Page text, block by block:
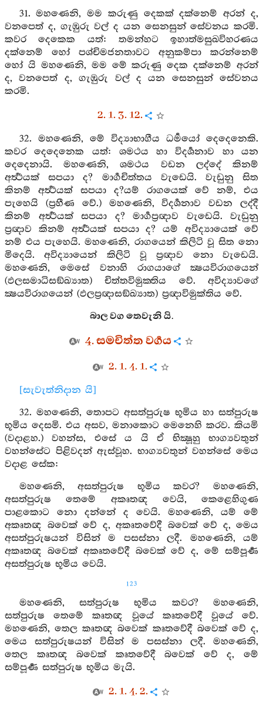
31. මහණෙනි, මම කරුණු දෙකක් දක්නෙම් අරන් ද,
වනපෙත් ද, ගැඹුරු වල් ද යන සෙනසුන් සේවනය කරමි.
කවර දෙකෙක යත්: තමන්හට ඉහාත්මසුඛවිහරණය
දක්නෙම් හෝ පශ්චිමජනතාවට අනුකම්පා කරන්නෙම්
හෝ යි මහණෙනි, මම මේ කරුණු දෙක දක්නෙම් අරන්
ද, වනපෙත් ද, ගැඹුරු වල් ද යන සෙනසුන් සේවනය
කරමි.
2. 1. 3. 12.
32. මහණෙනි, මේ විද්‍යාභාගීය ධර්‍මයෝ දෙදෙනෙකි.
කවර දෙදෙනෙක යත්: ශමථය හා විදර්‍ශනාව හා යන
දෙදෙනායි. මහණෙනි, ශමථය වඩන ලද්දේ කිනම්
අර්‍ත්‍ථයක් සපයා ද? මාර්‍ගචිත්තය වැඩෙයි. වැඩුනු සිත
කිනම් අර්‍ත්‍ථයක් සපයා ද?යම් රාගයෙක් වේ නම්, එය
පැහෙයි (ප්‍රහීණ වේ.) මහණෙනි, විදර්‍ශනාව වඩන ලද්දී
කිනම් අර්‍ත්‍ථයක් සපයා ද? මාර්‍ගප්‍රඥාව වැඩෙයි. වැඩුනු
ප්‍රඥාව කිනම් අර්‍ත්‍ථයක් සපයා ද? යම් අවිද්‍යායෙක් වේ
නම් එය පැහෙයි. මහණෙනි, රාගයෙන් කිලිටි වූ සිත නො
මිදෙයි. අවිද්‍යායෙන් කිලිටි වූ ප්‍රඥාව නො වැඩෙයි.
මහණෙනි, මෙසේ වනාහි රාගයාගේ ක්‍ෂයවිරාගයෙන්
(ඵලසමාධිසඞ්ඛ්‍යාත) චිත්තවිමුක‍්තිය වේ. අවිද්‍යාවගේ
ක්‍ෂයවිරාගයෙන් (ඵලප්‍රඥාසඞ්ඛ්‍යාත) ප්‍රඥාවිමුක්තිය වේ.
බාල වග තෙවැනි යි.
4. සමචිත්ත වර්‍ගය
2. 1. 4. 1.
[සැවැත්නිදාන යි]
32. මහණෙනි, තොපට අසත්පුරුෂ භූමිය හා සත්පුරුෂ
භූමිය දෙසමි. එය අසව, මනාකොට මෙනෙහි කරව. කියමි
(වදාළහ.) වහන්ස, එසේ ය යි ඒ භික්‍ෂූහු භාග්‍යවතුන්
වහන්සේට පිළිවදන් ඇස්වූහ. භාග්‍යවතුන් වහන්සේ මෙය
වදාළ සේක:
මහණෙනි, අසත්පුරුෂ භූමිය කවර? මහණෙනි,
අසත්පුරුෂ තෙමේ අකෘතඥ වෙයි, කෙළෙහිගුණ
පාළකොට නො දන්නේ ද වෙයි. මහණෙනි, යම් මේ
අකෘතඥ බවෙක් වේ ද, අකෘතවේදී බවෙක් වේ ද, මෙය
අසත්පුරුෂයන් විසින් ම පසස්නා ලදී. මහණෙනි, යම්
අකෘතඥ බවෙක් අකෘතවේදී බවෙක් වේ ද, මේ සම්පූර්‍ණ
අසත්පුරුෂ භූමිය වෙයි.
123
මහණෙනි, සත්පුරුෂ භූමිය කවර? මහණෙනි,
සත්පුරුෂ තෙමේ කෘතඥ වූයේ කෘතවේදී වූයේ වේ.
මහණෙනි, තෙල කෘතඥ බවෙක් කෘතවේදී බවෙක් වේ ද,
මෙය සත්පුරුෂයන් විසින් ම පසස්නා ලදී. මහණෙනි,
තෙල කෘතඥ බවෙක් කෘතවේදී බවෙක් වේ ද, මේ
සම්පූර්‍ණ සත්පුරුෂ භූමිය මැයි.
2. 1. 4. 2.